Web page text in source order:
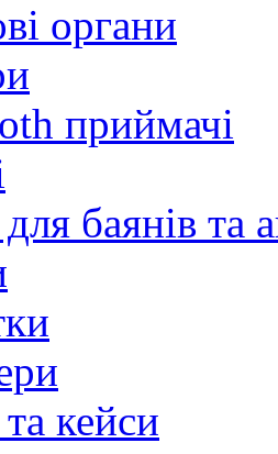
органи
приймачі
баянів та
кейси